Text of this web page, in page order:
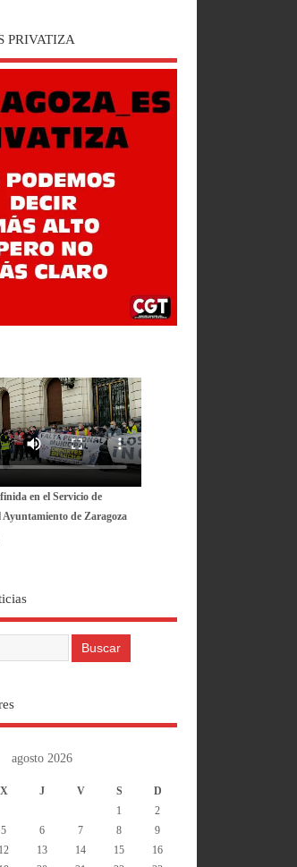
PRIVATIZA
en el Servicio de
Ayuntamiento de Zaragoza
agosto 2026
X J V S
D
1
2
5 6 7 8
9
12 13 14 15
16